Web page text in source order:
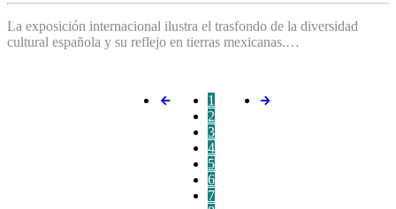
La exposición internacional ilustra el trasfondo de la diversidad
cultural española y su reflejo en tierras mexicanas.…
1
2
3
4
5
6
7